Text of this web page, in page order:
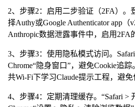
2、步骤2：启用二步验证（2FA）。
择Authy或Google Authenticator app（
Anthropic数据泄露事件中，启用2FA
3、步骤3：使用隐私模式访问。
Chrome“隐身窗口”，避免Cookie追
共Wi-Fi下学习Claude提示工程，避免
4、步骤4：定期清理缓存。“Safari >